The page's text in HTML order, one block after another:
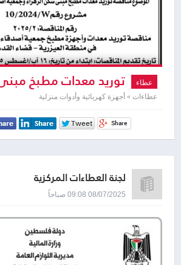
عطاء توريد معدات مطبخ
الزهراء وجمعية أصدقاء دار
عطاءات » أجهزة كهربائية وأدوات منزلية
لجنة العطاءات المركزية
08/07/2025 09:08 صباحاً